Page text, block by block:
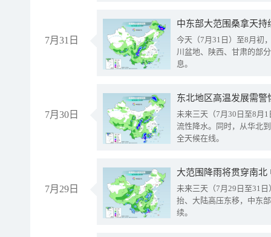
7月31日
中东部大范围桑拿天
今天（7月31日）至8月初
川盆地、陕西、甘肃的部
息。
7月30日
东北地区高温发展需
未来三天（7月30日至8月
流性降水。同时，从华北
全天候在线。
7月29日
大范围降雨将贯穿南
未来三天（7月29日至31
抬、大陆高压东移，中东
续。